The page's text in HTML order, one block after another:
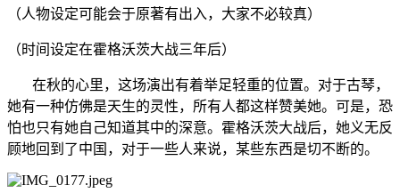
（人物设定可能会于原著有出入，大家不必较真）
（时间设定在霍格沃茨大战三年后）
在秋的心里，这场演出有着举足轻重的位置。对于古琴，
她有一种仿佛是天生的灵性，所有人都这样赞美她。可是，恐
怕也只有她自己知道其中的深意。霍格沃茨大战后，她义无反
顾地回到了中国，对于一些人来说，某些东西是切不断的。